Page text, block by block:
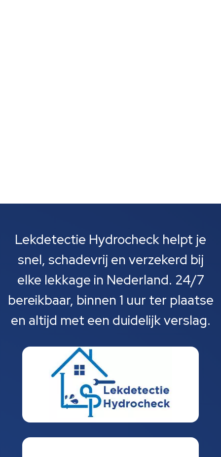
Lekdetectie Hydrocheck helpt je
snel, schadevrij en verzekerd bij
elke lekkage in Nederland. 24/7
bereikbaar, binnen 1 uur ter plaatse
en altijd met een duidelijk verslag.